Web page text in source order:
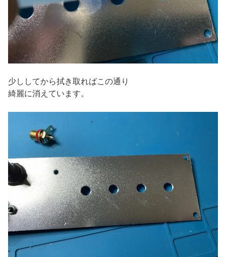
少ししてから拭き取ればこの通り
綺麗に消えています。